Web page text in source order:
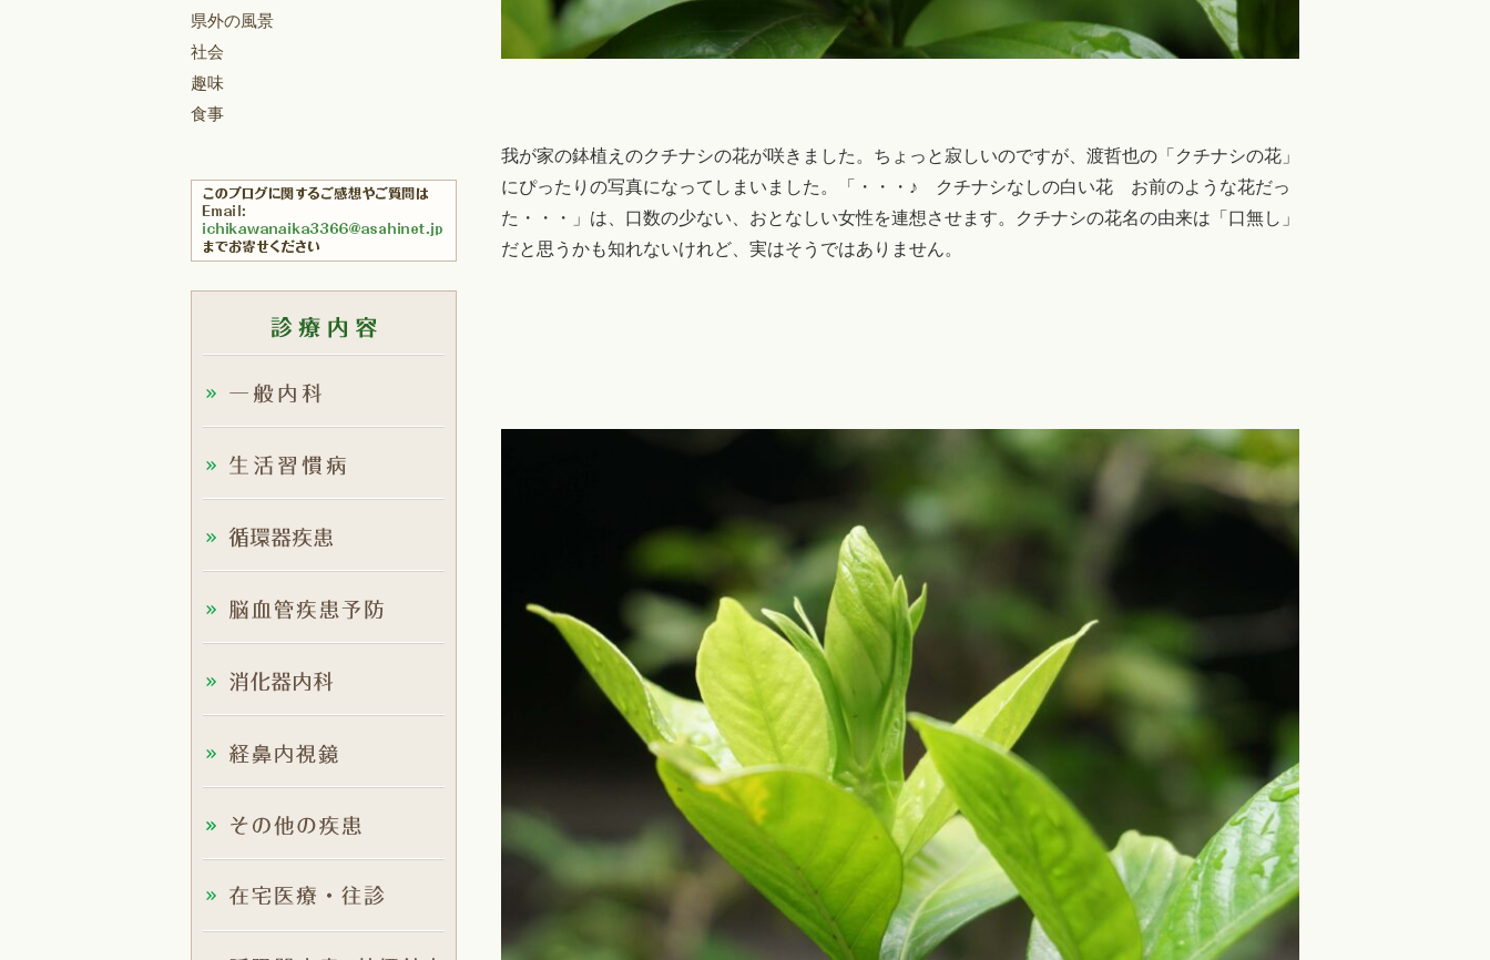
我が家の鉢植えのクチナシの花が咲きました。ちょっと寂しいのですが、渡哲也の「クチナシの花」
にぴったりの写真になってしまいました。「・・・♪ クチナシなしの白い花 お前のような花だっ
た・・・」は、口数の少ない、おとなしい女性を連想させます。クチナシの花名の由来は「口無し」
だと思うかも知れないけれど、実はそうではありません。
県外の風景
社会
趣味
食事